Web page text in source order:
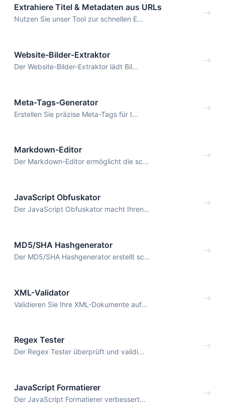
Extrahiere Titel & Metadaten aus URLs
Nutzen Sie unser Tool zur schnellen E...
Website-Bilder-Extraktor
Der Website-Bilder-Extraktor lädt Bil...
Meta-Tags-Generator
Erstellen Sie präzise Meta-Tags für I...
Markdown-Editor
Der Markdown-Editor ermöglicht die sc...
JavaScript Obfuskator
Der JavaScript Obfuskator macht Ihren...
MD5/SHA Hashgenerator
Der MD5/SHA Hashgenerator erstellt sc...
XML-Validator
Validieren Sie Ihre XML-Dokumente auf...
Regex Tester
Der Regex Tester überprüft und validi...
JavaScript Formatierer
Der JavaScript Formatierer verbessert...